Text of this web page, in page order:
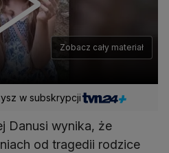
Zobacz cały materiał
w subskrypcji
Danusi wynika, że
od tragedii rodzice